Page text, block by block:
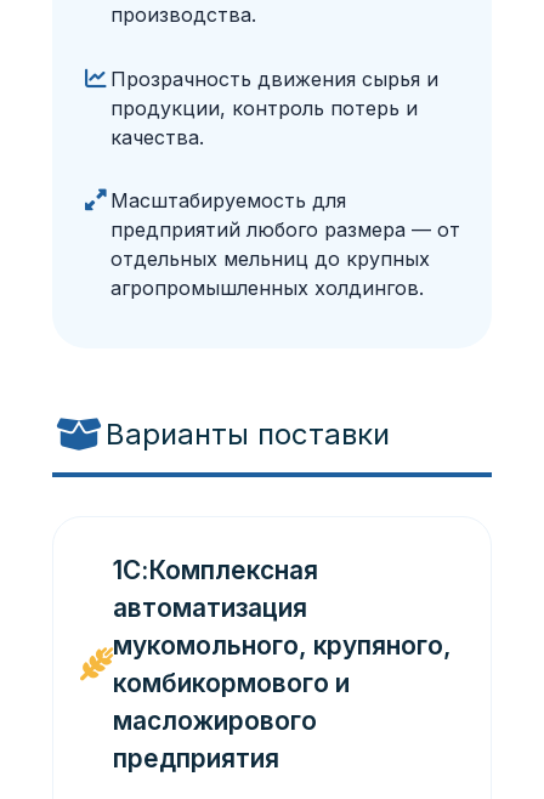
производства.
Прозрачность движения сырья и
продукции, контроль потерь и
качества.
Масштабируемость для
предприятий любого размера — от
отдельных мельниц до крупных
агропромышленных холдингов.
Варианты поставки
1С:Комплексная
автоматизация
мукомольного, крупяного,
комбикормового и
масложирового
предприятия